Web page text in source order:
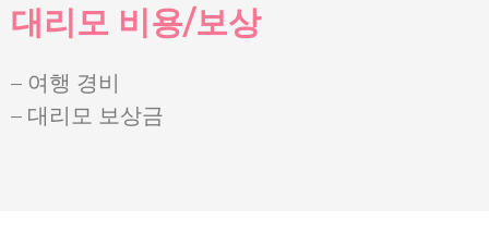
대리모 비용/보상
– 여행 경비
– 대리모 보상금